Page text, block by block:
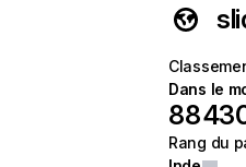
Dans le
88
Rang du